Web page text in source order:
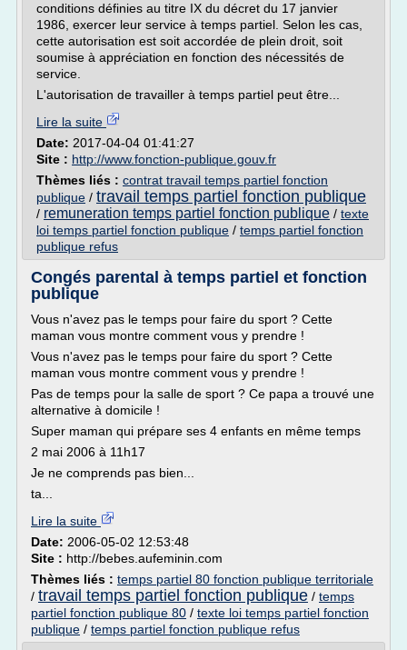
conditions définies au titre IX du décret du 17 janvier
1986, exercer leur service à temps partiel. Selon les cas,
cette autorisation est soit accordée de plein droit, soit
soumise à appréciation en fonction des nécessités de
service.
L'autorisation de travailler à temps partiel peut être...
Lire la suite
Date: 2017-04-04 01:41:27
Site : http://www.fonction-publique.gouv.fr
Thèmes liés : contrat travail temps partiel fonction
publique / travail temps partiel fonction publique
/ remuneration temps partiel fonction publique / texte
loi temps partiel fonction publique / temps partiel fonction
publique refus
Congés parental à temps partiel et fonction
publique
Vous n'avez pas le temps pour faire du sport ? Cette
maman vous montre comment vous y prendre !
Vous n'avez pas le temps pour faire du sport ? Cette
maman vous montre comment vous y prendre !
Pas de temps pour la salle de sport ? Ce papa a trouvé une
alternative à domicile !
Super maman qui prépare ses 4 enfants en même temps
2 mai 2006 à 11h17
Je ne comprends pas bien...
ta...
Lire la suite
Date: 2006-05-02 12:53:48
Site : http://bebes.aufeminin.com
Thèmes liés : temps partiel 80 fonction publique territoriale
/ travail temps partiel fonction publique / temps
partiel fonction publique 80 / texte loi temps partiel fonction
publique / temps partiel fonction publique refus